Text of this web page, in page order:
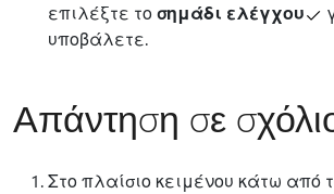
επιλέξτε τοσημάδι ελέγχου
υποβάλετε.
Απάντηση σε
Στο πλαίσιο κειμένου κάτω από